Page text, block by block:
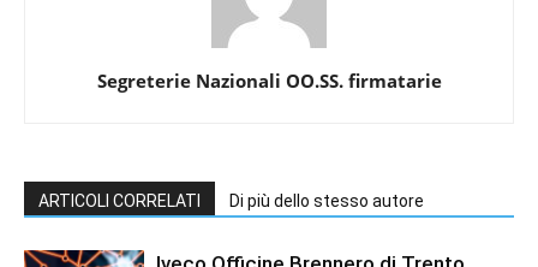
Segreterie Nazionali OO.SS. firmatarie
ARTICOLI CORRELATI Di più dello stesso autore